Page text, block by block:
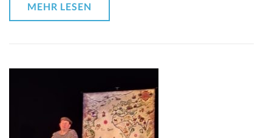
MEHR LESEN